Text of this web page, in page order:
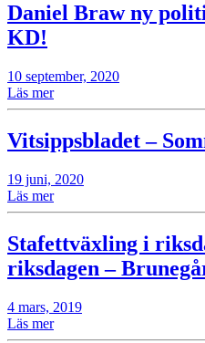
Daniel Braw ny
KD!
10 september, 2020
Läs mer
Vitsippsbladet –
19 juni, 2020
Läs mer
Stafettväxling i
riksdagen –
4 mars, 2019
Läs mer